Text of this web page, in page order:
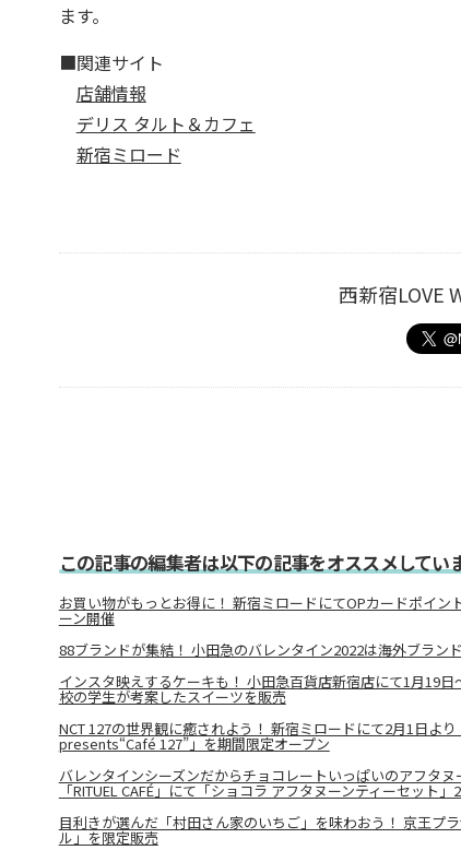
ます。
■関連サイト
店舗情報
デリス タルト＆カフェ
新宿ミロード
西新宿LOVE
この記事の編集者は以下の記事をオススメしてい
お買い物がもっとお得に！ 新宿ミロードにてOPカードポイン
ーン開催
88ブランドが集結！ 小田急のバレンタイン2022は海外ブラン
インスタ映えするケーキも！ 小田急百貨店新宿店にて1月19
校の学生が考案したスイーツを販売
NCT 127の世界観に癒されよう！ 新宿ミロードにて2月1日より
presents“Café 127”」を期間限定オープン
バレンタインシーズンだからチョコレートいっぱいのアフタヌ
「RITUEL CAFÉ」にて「ショコラ アフタヌーンティーセット
目利きが選んだ「村田さん家のいちご」を味わおう！ 京王プ
ル」を限定販売